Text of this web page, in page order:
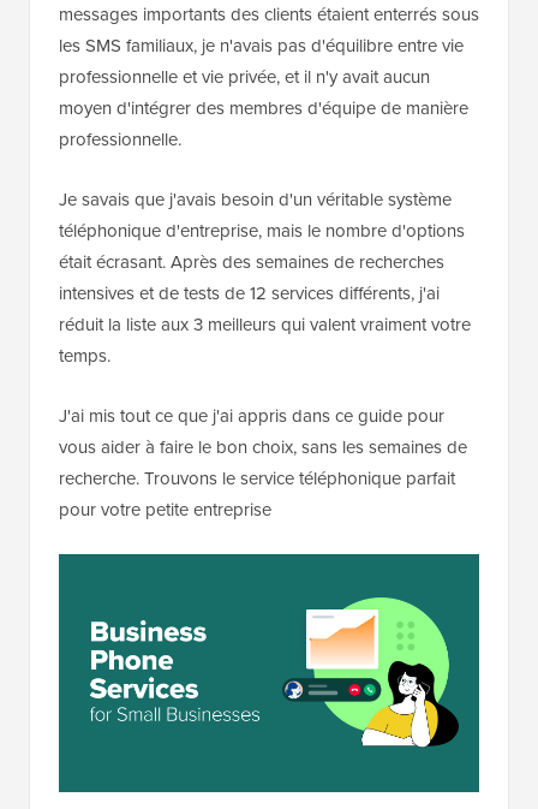
messages importants des clients étaient enterrés sous
les SMS familiaux, je n'avais pas d'équilibre entre vie
professionnelle et vie privée, et il n'y avait aucun
moyen d'intégrer des membres d'équipe de manière
professionnelle.
Je savais que j'avais besoin d'un véritable système
téléphonique d'entreprise, mais le nombre d'options
était écrasant. Après des semaines de recherches
intensives et de tests de 12 services différents, j'ai
réduit la liste aux 3 meilleurs qui valent vraiment votre
temps.
J'ai mis tout ce que j'ai appris dans ce guide pour
vous aider à faire le bon choix, sans les semaines de
recherche. Trouvons le service téléphonique parfait
pour votre petite entreprise